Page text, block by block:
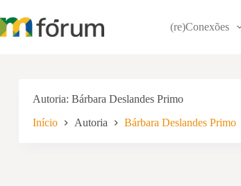
para
o
(re)Conexões
Autoria Bárbara Deslandes Primo
Início Autoria Bárbara Deslandes Primo